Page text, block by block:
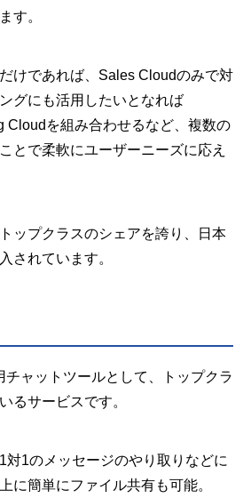
す。
けであれば、Sales Cloudのみで対
グにも活用したいとなれば
Cloudを組み合わせるなど、複数の
とで柔軟にユーザーニーズに応え
ップクラスのシェアを誇り、日本
されています。
チャットツールとして、トップクラ
るサービスです。
対1のメッセージのやり取りなどに
に簡単にファイル共有も可能。